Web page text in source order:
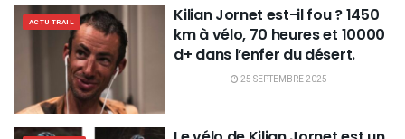
ACTU TRAIL
Kilian Jornet est-il fou ? 1450
km à vélo, 70 heures et 10000
d+ dans l’enfer du désert.
25 SEPTEMBRE 2025